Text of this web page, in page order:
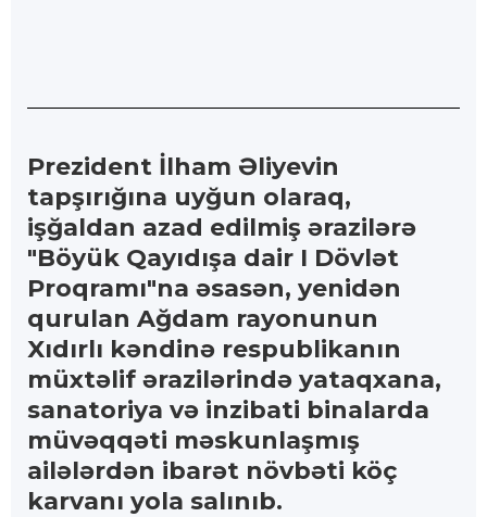
Prezident İlham Əliyevin
tapşırığına uyğun olaraq,
işğaldan azad edilmiş ərazilərə
"Böyük Qayıdışa dair I Dövlət
Proqramı"na əsasən, yenidən
qurulan Ağdam rayonunun
Xıdırlı kəndinə respublikanın
müxtəlif ərazilərində yataqxana,
sanatoriya və inzibati binalarda
müvəqqəti məskunlaşmış
ailələrdən ibarət növbəti köç
karvanı yola salınıb.